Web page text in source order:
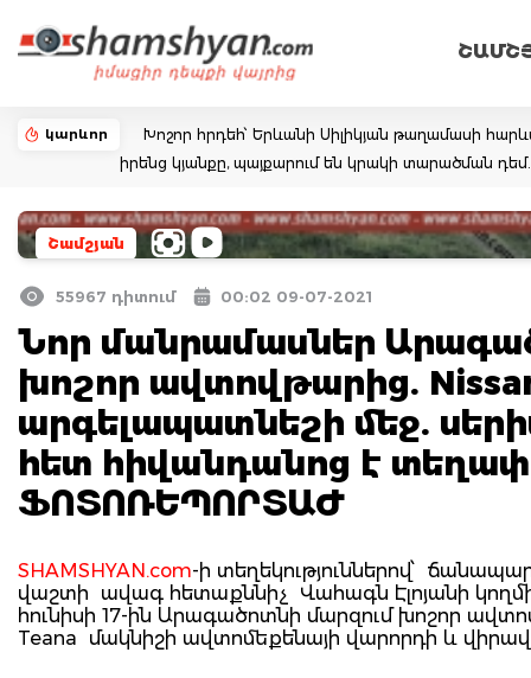
կարևոր
Խոշոր հրդեհ՝ Երևանի Սիլիկյան թաղամասի
իրենց կյանքը, պայքարում են կրակի տարածման
Շամշյան
55967 դիտում 00:02 09-07-2021
Նոր մանրամասներ
խոշոր ավտովթարից.
արգելապատնեշի մեջ.
հետ հիվանդանոց է
ՖՈՏՈՌԵՊՈՐՏԱԺ
SHAMSHYAN.com-ի տեղեկություններով՝
վաշտի ավագ հետաքննիչ Վահագն Էլոյանի
հունիսի 17-ին Արագածոտնի մարզում խոշոր
Teana մակնիշի ավտոմեքենայի վարորդի և